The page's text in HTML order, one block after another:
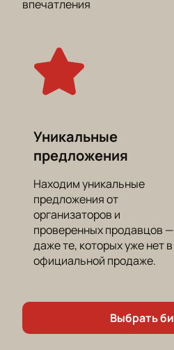
участниками состязания,
самих спортсменов. Не
момента из противостояния
будете сидеть на трибунах
Не упустите свой
победу!
впечатления
Уникальные
предложения
Находим уникальные
предложения от
организаторов и
проверенных продавцов —
даже те, которых уже нет в
официальной продаже.
Выбрать